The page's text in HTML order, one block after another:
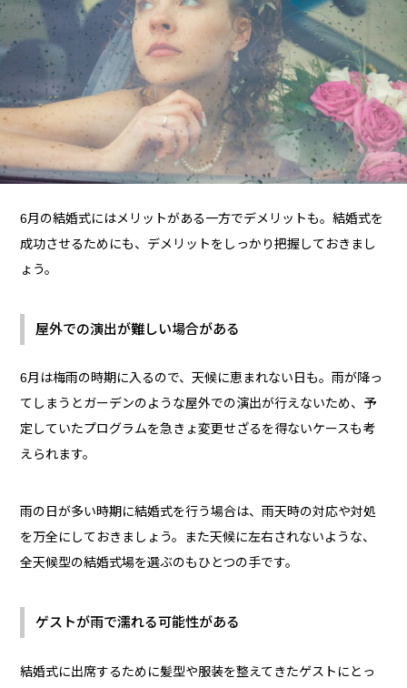
6月の結婚式にはメリットがある一方でデメリットも。結婚式を
成功させるためにも、デメリットをしっかり把握しておきまし
ょう。
屋外での演出が難しい場合がある
6月は梅雨の時期に入るので、天候に恵まれない日も。雨が降っ
てしまうとガーデンのような屋外での演出が行えないため、予
定していたプログラムを急きょ変更せざるを得ないケースも考
えられます。
雨の日が多い時期に結婚式を行う場合は、雨天時の対応や対処
を万全にしておきましょう。また天候に左右されないような、
全天候型の結婚式場を選ぶのもひとつの手です。
ゲストが雨で濡れる可能性がある
結婚式に出席するために髪型や服装を整えてきたゲストにとっ